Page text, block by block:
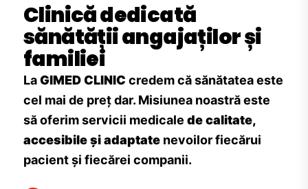
Clinică dedicată
sănătății angajaților și
familiei
LaGIMED CLINIC credem că sănătatea este
cel mai de preț dar. Misiunea noastră este
să oferim servicii medicale de calitate,
accesibile și adaptate nevoilor fiecărui
pacient și fiecărei companii.